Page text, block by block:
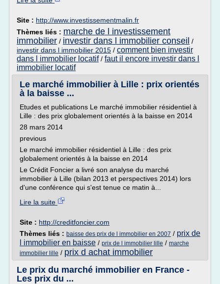
Site : http://www.investissementmalin.fr
Thèmes liés : marche de l investissement
immobilier / investir dans l immobilier conseil /
investir dans l immobilier 2015 / comment bien investir
dans l immobilier locatif/ faut il encore investir dans l
immobilier locatif
Le marché immobilier à Lille : prix orientés
à la baisse ...
Etudes et publications Le marché immobilier résidentiel à
Lille : des prix globalement orientés à la baisse en 2014
28 mars 2014
previous
Le marché immobilier résidentiel à Lille : des prix
globalement orientés à la baisse en 2014
Le Crédit Foncier a livré son analyse du marché
immobilier à Lille (bilan 2013 et perspectives 2014) lors
d'une conférence qui s'est tenue ce matin à...
Lire la suite
Site : http://creditfoncier.com
Thèmes liés : baisse des prix de l immobilier en 2007 / prix de
l immobilier en baisse / prix de l immobilier lille / marche
immobilier lille / prix d achat immobilier
Le prix du marché immobilier en France -
Les prix du ...